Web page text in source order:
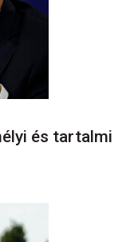
és tartalmi